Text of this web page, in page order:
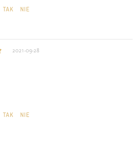
TAK NIE
2021-09-28
TAK NIE